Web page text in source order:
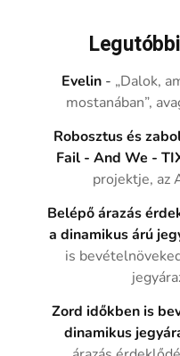
Evelin - „Dalok,
mostanában”,
Robosztus és
Fail - And We -
projektje, az
Belépő árazás
a dinamikus árú
is
Zord időkben is
dinamikus